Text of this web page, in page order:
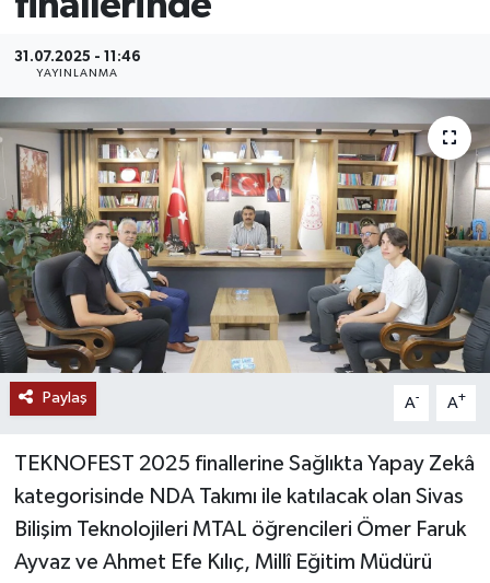
31.07.2025 - 11:46
YAYINLANMA
Paylaş A- A+
TEKNOFEST 2025 finallerine Sağlıkta Yapay Zekâ
kategorisinde NDA Takımı ile katılacak olan Sivas
Bilişim Teknolojileri MTAL öğrencileri Ömer Faruk
Ayvaz ve Ahmet Efe Kılıç, Millî Eğitim Müdürü
ÖZEL HABER
RESMİ İLANLAR
SAĞLIK
SİYASET
SOSYAL YARDIMLAR
SPONSORLU YAZI
TEKNOLOJİ
YAŞAM